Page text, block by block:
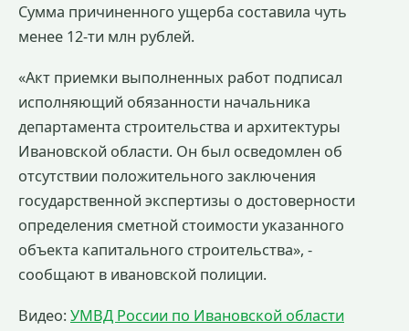
Сумма причиненного ущерба составила чуть
менее 12-ти млн рублей.
«Акт приемки выполненных работ подписал
исполняющий обязанности начальника
департамента строительства и архитектуры
Ивановской области. Он был осведомлен об
отсутствии положительного заключения
государственной экспертизы о достоверности
определения сметной стоимости указанного
объекта капитального строительства», -
сообщают в ивановской полиции.
Видео: УМВД России по Ивановской области